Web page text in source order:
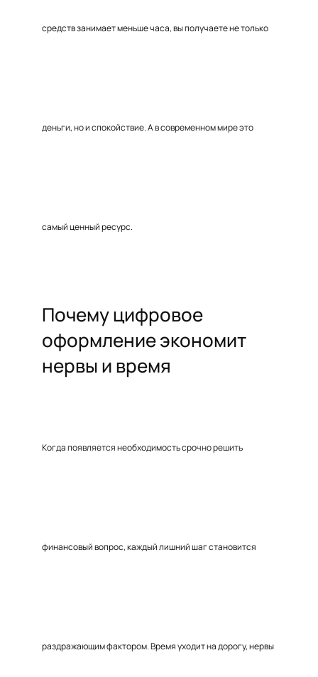
средств занимает меньше часа, вы получаете не только
деньги, но и спокойствие. А в современном мире это
самый ценный ресурс.
Почему цифровое
оформление экономит
нервы и время
Когда появляется необходимость срочно решить
финансовый вопрос, каждый лишний шаг становится
раздражающим фактором. Время уходит на дорогу, нервы